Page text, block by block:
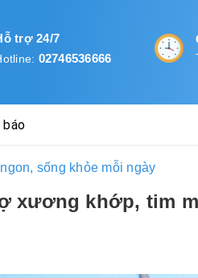
trợ 24/7
02746536666
báo
sống khỏe mỗi ngày
xương khớp, tim